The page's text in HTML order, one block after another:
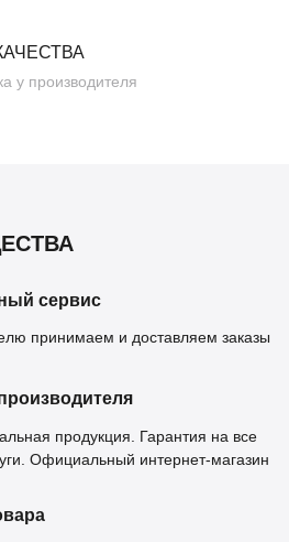
у производителя
сервис
принимаем и доставляем заказы
продукция. Гарантия на все
Официальный интернет-магазин